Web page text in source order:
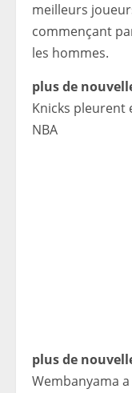
meilleurs
commençant
les hommes.
plus de
Knicks pleurent
NBA
plus de
Wembanyama